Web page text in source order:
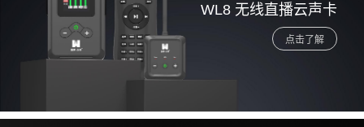
WL8 无线直播云声卡